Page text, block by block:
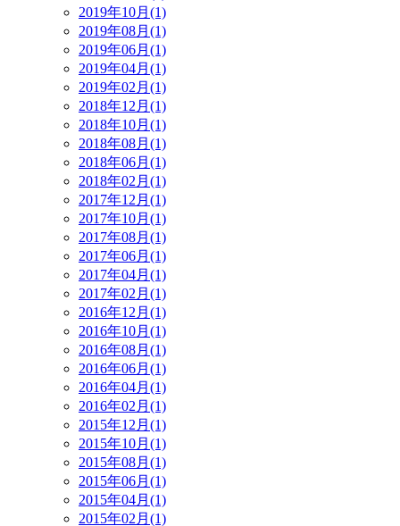
2019年10月(1)
2019年08月(1)
2019年06月(1)
2019年04月(1)
2019年02月(1)
2018年12月(1)
2018年10月(1)
2018年08月(1)
2018年06月(1)
2018年02月(1)
2017年12月(1)
2017年10月(1)
2017年08月(1)
2017年06月(1)
2017年04月(1)
2017年02月(1)
2016年12月(1)
2016年10月(1)
2016年08月(1)
2016年06月(1)
2016年04月(1)
2016年02月(1)
2015年12月(1)
2015年10月(1)
2015年08月(1)
2015年06月(1)
2015年04月(1)
2015年02月(1)